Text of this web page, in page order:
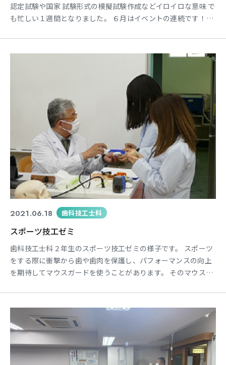
認定試験や国家 試験形式の模擬試験作成などイロイロな意味 で
も忙しい１週間となりました。 ６月はイベントの連続です！！
オープンキャンパスと第１期第１回Ａ Ｏ入学試験エントリーの
面接試験を実施して います。 オープンキャンパスは新型コロナ
2021.06.18 歯科技工士科
スポーツ技工ゼミ
歯科技工士科２年生のスポーツ技工ゼミの様子です。 スポーツ
をする際に衝撃から歯や歯肉を保護し、パフォーマンスの向上
を期待してマウスガードを使うことがあります。 そのマウスガ
営される歯科技工所で多くのスポーツマウスガードの制作もさ
れている土井先生より、製作方法の講義を受けた後、実習へと
移りました。 マウスガードの素材には様々な色があり、学生さ